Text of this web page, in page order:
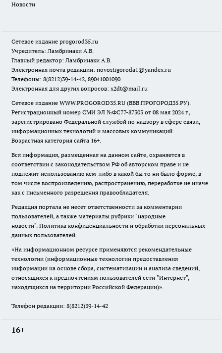
Новости
Сетевое издание progorod35.ru
Учредитель: Ламбринаки А.В.
Главный редактор: Ламбринаки А.В.
Электронная почта редакции: novostigoroda1@yandex.ru
Телефоны: 8(8212)39-14-42, 89041001090
Электронная для других вопросов: x2dt@mail.ru
Сетевое издание WWW.PROGOROD35.RU (ВВВ.ПРОГОРОД35.РУ).
Регистрационный номер СМИ ЭЛ №ФС77-87303 от 08 мая 2024 г.,
зарегистрировано Федеральной службой по надзору в сфере связи,
информационных технологий и массовых коммуникаций.
Возрастная категория сайта 16+.
Вся информация, размещенная на данном сайте, охраняется в
соответствии с законодательством РФ об авторском праве и не
подлежит использованию кем-либо в какой бы то ни было форме, в
том числе воспроизведению, распространению, переработке не иначе
как с письменного разрешения правообладателя.
Редакция портала не несет ответственности за комментарии
пользователей, а также материалы рубрики "народные
новости". Политика конфиденциальности и обработки персональных
данных пользователей.
«На информационном ресурсе применяются рекомендательные
технологии (информационные технологии предоставления
информации на основе сбора, систематизации и анализа сведений,
относящихся к предпочтениям пользователей сети "Интернет",
находящихся на территории Российской Федерации)».
Телефон редакции: 8(8212)39-14-42
16+